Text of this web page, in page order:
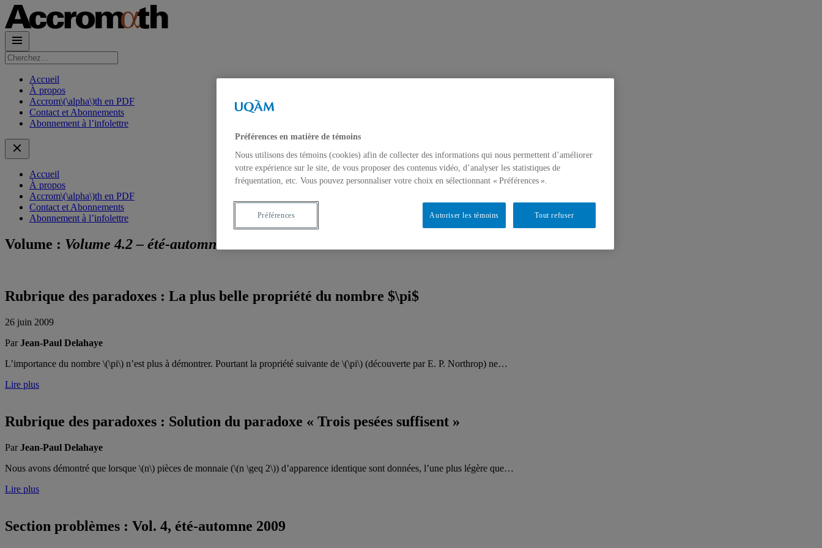
Rechercher :
Accueil
À propos
Accrom\(\alpha\)th en PDF
Contact et Abonnements
Abonnement à l’infolettre
Accueil
À propos
Accrom\(\alpha\)th en PDF
Contact et Abonnements
Abonnement à l’infolettre
Volume : Volume 4.2 – été-automne 2009
Rubrique des paradoxes : La plus belle propriété du nombre $\pi$
26 juin 2009
ParJean-Paul Delahaye
L’importance du nombre \(\pi\) n’est plus à démontrer. Pourtant la propriété suivante de \(\pi\) (découverte par E. P. Northrop) ne…
Lire plus
Rubrique des paradoxes : Solution du paradoxe « Trois pesées suffisent »
ParJean-Paul Delahaye
Nous avons démontré que lorsque \(n\) pièces de monnaie (\(n \geq 2\)) d’apparence identique sont données, l’une plus légère que…
Lire plus
Section problèmes : Vol. 4, été-automne 2009
Préférences en matière de témoins
Nous utilisons des témoins (cookies) afin de collecter des informations qui nous permettent d’améliorer
votre expérience sur le site, de vous proposer des contenus vidéo, d’analyser les statistiques de
fréquentation, etc. Vous pouvez personnaliser votre choix en sélectionnant « Préférences ».
Tout refuser
Autoriser les témoins
Préférences